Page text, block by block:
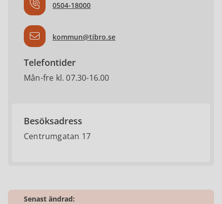
0504-18000
kommun@tibro.se
Telefontider
Mån-fre kl. 07.30-16.00
Besöksadress
Centrumgatan 17
Senast ändrad: